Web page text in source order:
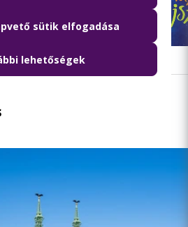
sütik elfogadása
lehetőségek